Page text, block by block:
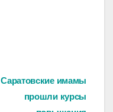
Саратовские имамы
прошли курсы